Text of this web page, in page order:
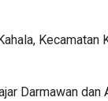
Kecamatan
Darmawan dan